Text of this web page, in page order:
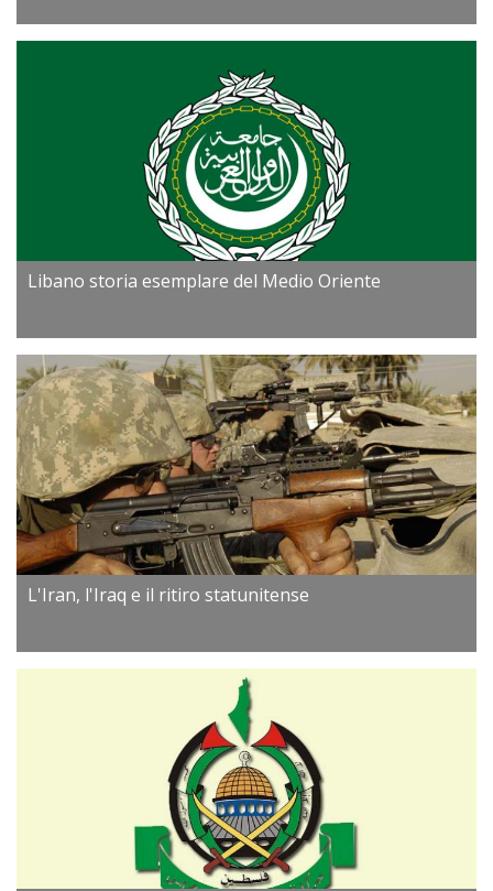
Libano storia esemplare del Medio Oriente
L'Iran, l'Iraq e il ritiro statunitense